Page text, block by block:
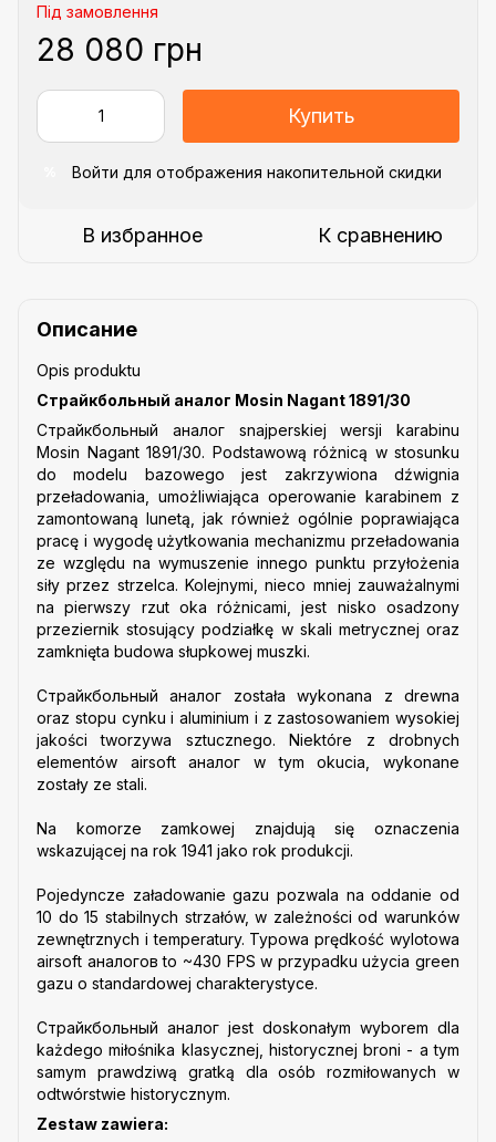
Під замовлення
28 080 грн
Купить
Войти для отображения накопительной скидки
В избранное К сравнению
Описание
Opis produktu
Страйкбольный аналог Mosin Nagant 1891/30
Страйкбольный аналог snajperskiej wersji karabinu
Mosin Nagant 1891/30. Podstawową różnicą w stosunku
do modelu bazowego jest zakrzywiona dźwignia
przeładowania, umożliwiająca operowanie karabinem z
zamontowaną lunetą, jak również ogólnie poprawiająca
pracę i wygodę użytkowania mechanizmu przeładowania
ze względu na wymuszenie innego punktu przyłożenia
siły przez strzelca. Kolejnymi, nieco mniej zauważalnymi
na pierwszy rzut oka różnicami, jest nisko osadzony
przeziernik stosujący podziałkę w skali metrycznej oraz
zamknięta budowa słupkowej muszki.
Страйкбольный аналог została wykonana z drewna
oraz stopu cynku i aluminium i z zastosowaniem wysokiej
jakości tworzywa sztucznego. Niektóre z drobnych
elementów airsoft аналог w tym okucia, wykonane
zostały ze stali.
Na komorze zamkowej znajdują się oznaczenia
wskazującej na rok 1941 jako rok produkcji.
Pojedyncze załadowanie gazu pozwala na oddanie od
10 do 15 stabilnych strzałów, w zależności od warunków
zewnętrznych i temperatury. Typowa prędkość wylotowa
airsoft аналогов to ~430 FPS w przypadku użycia green
gazu o standardowej charakterystyce.
Страйкбольный аналог jest doskonałym wyborem dla
każdego miłośnika klasycznej, historycznej broni - a tym
samym prawdziwą gratką dla osób rozmiłowanych w
odtwórstwie historycznym.
Zestaw zawiera: